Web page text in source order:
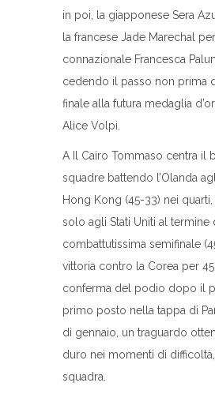
in poi, la giapponese Sera
la francese Jade Marechal
connazionale Francesca
cedendo il passo non prima
finale alla futura medaglia
Alice Volpi.
A Il Cairo Tommaso centra il
squadre battendo l’Olanda
Hong Kong (45-33) nei
solo agli Stati Uniti al termine
combattutissima semifinale
vittoria contro la Corea per
conferma del podio dopo il
primo posto nella tappa di
di gennaio, un traguardo
duro nei momenti di
squadra.